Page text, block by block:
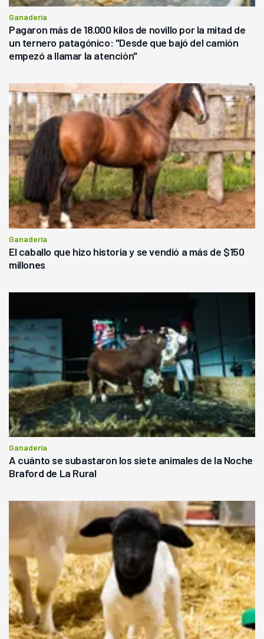
Ganadería
Pagaron más de 18.000 kilos de novillo por la mitad de
un ternero patagónico: "Desde que bajó del camión
empezó a llamar la atención"
Ganadería
El caballo que hizo historia y se vendió a más de $150
millones
Ganadería
A cuánto se subastaron los siete animales de la Noche
Braford de La Rural